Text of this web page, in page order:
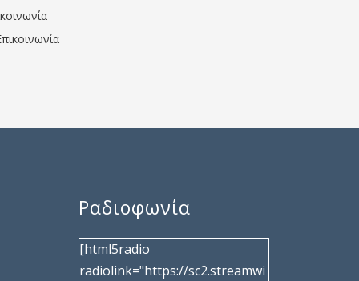
Ραδιοφωνία
[html5radio
radiolink="https://sc2.streamwi